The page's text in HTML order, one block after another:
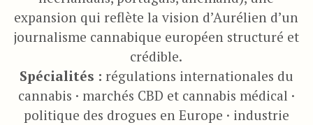
expansion qui reflète la vision d’Aurélien d’un
journalisme cannabique européen structuré et
crédible.
Spécialités : régulations internationales du
cannabis · marchés CBD et cannabis médical ·
politique des drogues en Europe · industrie